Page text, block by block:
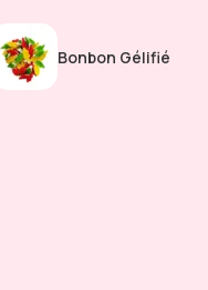
Bonbon Gélifié